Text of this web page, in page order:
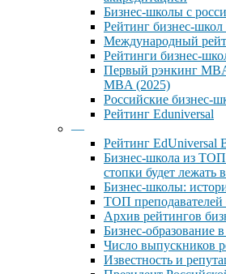
Бизнес-школы с
Рейтинг бизнес-
Международный
Рейтинги бизнес-
Первый рэнкинг
MBA (2025)
Российские бизнес-
Рейтинг Eduniversal
—
Рейтинг EdUniversal
Бизнес-школа из
стопки будет лежать
Бизнес-школы:
ТОП преподавателей
Архив рейтингов
Бизнес-образование
Число выпускников
Известность и